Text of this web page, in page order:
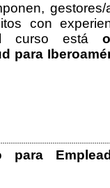
con
curso está
para
para